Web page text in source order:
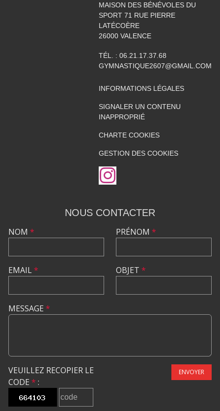
MAISON DES BÉNÉVOLES DU
SPORT 71 RUE PIERRE
LATÉCOÈRE
26000 VALENCE
TÉL. : 06.21.17.37.68
GYMNASTIQUE2607@GMAIL.COM
INFORMATIONS LÉGALES
SIGNALER UN CONTENU
INAPPROPRIÉ
CHARTE COOKIES
GESTION DES COOKIES
NOUS CONTACTER
NOM *
EMAIL*
PRÉNOM *
OBJET *
MESSAGE *
VEUILLEZ RECOPIER LE
CODE * :
ENVOYER